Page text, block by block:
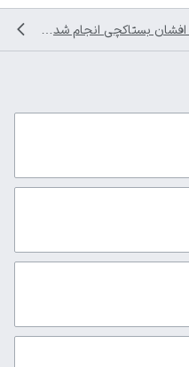
افشان بستاکچی انجام شده است